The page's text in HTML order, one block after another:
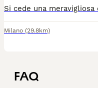
Milano (29.8km)
FAQ